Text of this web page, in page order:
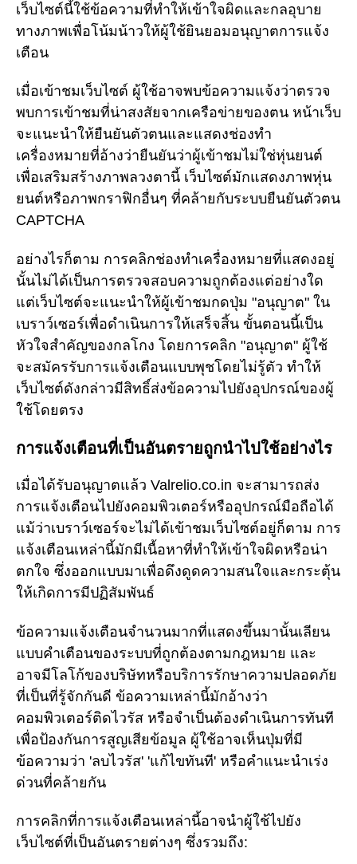
เว็บไซต์นี้ใช้ข้อความที่ทำให้เข้าใจผิดและกลอุบาย
ทางภาพเพื่อโน้มน้าวให้ผู้ใช้ยินยอมอนุญาตการแจ้ง
เตือน
เมื่อเข้าชมเว็บไซต์ ผู้ใช้อาจพบข้อความแจ้งว่าตรวจ
พบการเข้าชมที่น่าสงสัยจากเครือข่ายของตน หน้าเว็บ
จะแนะนำให้ยืนยันตัวตนและแสดงช่องทำ
เครื่องหมายที่อ้างว่ายืนยันว่าผู้เข้าชมไม่ใช่หุ่นยนต์
เพื่อเสริมสร้างภาพลวงตานี้ เว็บไซต์มักแสดงภาพหุ่น
ยนต์หรือภาพกราฟิกอื่นๆ ที่คล้ายกับระบบยืนยันตัวตน
CAPTCHA
อย่างไรก็ตาม การคลิกช่องทำเครื่องหมายที่แสดงอยู่
นั้นไม่ได้เป็นการตรวจสอบความถูกต้องแต่อย่างใด
แต่เว็บไซต์จะแนะนำให้ผู้เข้าชมกดปุ่ม "อนุญาต" ใน
เบราว์เซอร์เพื่อดำเนินการให้เสร็จสิ้น ขั้นตอนนี้เป็น
หัวใจสำคัญของกลโกง โดยการคลิก "อนุญาต" ผู้ใช้
จะสมัครรับการแจ้งเตือนแบบพุชโดยไม่รู้ตัว ทำให้
เว็บไซต์ดังกล่าวมีสิทธิ์ส่งข้อความไปยังอุปกรณ์ของผู้
ใช้โดยตรง
การแจ้งเตือนที่เป็นอันตรายถูกนำไปใช้อย่างไร
เมื่อได้รับอนุญาตแล้ว Valrelio.co.in จะสามารถส่ง
การแจ้งเตือนไปยังคอมพิวเตอร์หรืออุปกรณ์มือถือได้
แม้ว่าเบราว์เซอร์จะไม่ได้เข้าชมเว็บไซต์อยู่ก็ตาม การ
แจ้งเตือนเหล่านี้มักมีเนื้อหาที่ทำให้เข้าใจผิดหรือน่า
ตกใจ ซึ่งออกแบบมาเพื่อดึงดูดความสนใจและกระตุ้น
ให้เกิดการมีปฏิสัมพันธ์
ข้อความแจ้งเตือนจำนวนมากที่แสดงขึ้นมานั้นเลียน
แบบคำเตือนของระบบที่ถูกต้องตามกฎหมาย และ
อาจมีโลโก้ของบริษัทหรือบริการรักษาความปลอดภัย
ที่เป็นที่รู้จักกันดี ข้อความเหล่านี้มักอ้างว่า
คอมพิวเตอร์ติดไวรัส หรือจำเป็นต้องดำเนินการทันที
เพื่อป้องกันการสูญเสียข้อมูล ผู้ใช้อาจเห็นปุ่มที่มี
ข้อความว่า 'ลบไวรัส' 'แก้ไขทันที' หรือคำแนะนำเร่ง
ด่วนที่คล้ายกัน
การคลิกที่การแจ้งเตือนเหล่านี้อาจนำผู้ใช้ไปยัง
เว็บไซต์ที่เป็นอันตรายต่างๆ ซึ่งรวมถึง: